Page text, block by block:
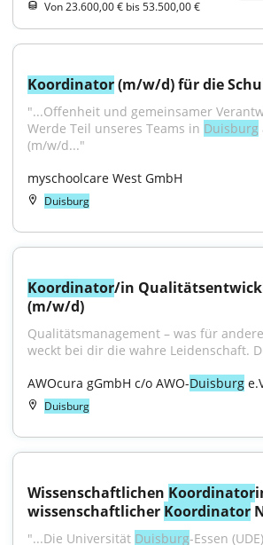
Von 23.600,00 € bis 53.500,00 €
Koordinator (m/w/d) für die
"...Offenheit und gemeinsamer
Werde Teil unseres Teams in Duisburg
(m/w/d..."
myschoolcare West GmbH
Duisburg
Koordinator/in
(m/w/d)
Qualitätsmanagement – was für
weckt bei dir die wahre Leidenschaft.
AWOcura gGmbH c/o AWO-Duisburg
Duisburg
Wissenschaftlichen Koordinator
wissenschaftlicher Koordinator
"...Die Universität Duisburg-Essen